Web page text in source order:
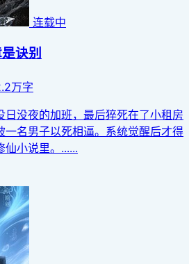
连载中
诀别
万字
日没夜的加班，最后猝死在了小租房
一名男子以死相逼。系统觉醒后才得
仙小说里。......